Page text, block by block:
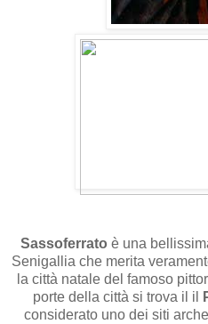
Sassoferrato è una
Senigallia che merita
la città natale del famoso
porte della città si trova il il
considerato uno dei siti